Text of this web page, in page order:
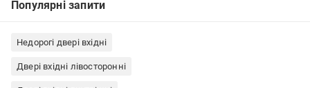
Популярні запити
Недорогі двері вхідні
Двері вхідні лівосторонні